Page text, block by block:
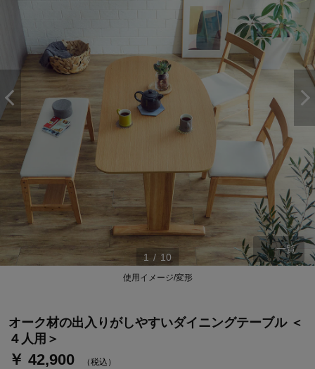
使用イメージ/変形
1 / 10
一覧
オーク材の出入りがしやすいダイニングテーブル ＜
４人用＞
￥ 42,900
（税込）
ステージが上がれば送料無料・返品引取無料！
ベルメゾンご優待サービスについて
ベルメゾン・ポイントについて